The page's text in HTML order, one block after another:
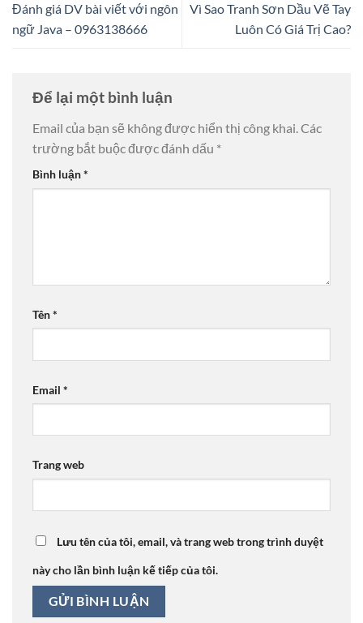
Đánh giá DV bài viết với ngôn
ngữ Java – 0963138666
Vì Sao Tranh Sơn Dầu Vẽ Tay
Luôn Có Giá Trị Cao?
Để lại một bình luận
Email của bạn sẽ không được hiển thị công khai.Các
trường bắt buộc được đánh dấu *
Bình luận*
Tên*
Email *
Trang web
Lưu tên của tôi, email, và trang web trong trình duyệt
này cho lần bình luận kế tiếp của tôi.